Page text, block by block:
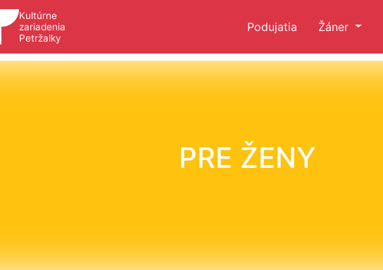
Kultúrne
zariadenia
Petržalky
Podujatia Žáner
PRE ŽENY